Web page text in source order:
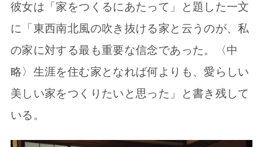
彼女は「家をつくるにあたって」と題した一文
に「東西南北風の吹き抜ける家と云うのが、私
の家に対する最も重要な信念であった。〈中
略〉生涯を住む家となれば何よりも、愛らしい
美しい家をつくりたいと思った」と書き残して
いる。